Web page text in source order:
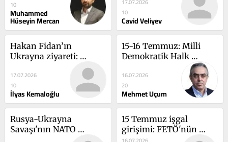
10
Muhammed
Hüseyin Mercan
10
Cavid Veliyev
Hakan Fidan’ın
Ukrayna ziyareti:
arabuluculuk hamlesi
mi?
17.07.2026
10
İlyas Kemaloğlu
15-16 Temmuz: Milli
Demokratik Halk
16.07.2026
20
Mehmet Uçum
Rusya-Ukrayna
Savaşı'nın NATO
zirveleri bağlamında
15 Temmuz işgal
girişimi: FETÖ'nün
kodlarını okumak